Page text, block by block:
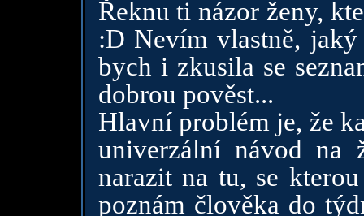
Řeknu ti názor ženy,
:D Nevím vlastně,
bych i zkusila se
dobrou pověst...
Hlavní problém je, že
univerzální návod na
narazit na tu, se
poznám člověka do